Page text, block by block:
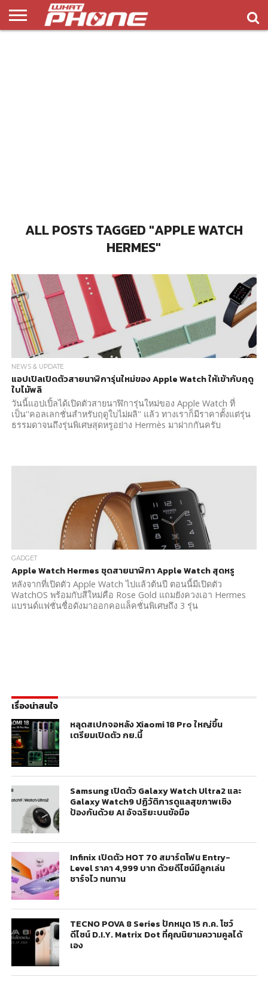
ALL POSTS TAGGED "APPLE WATCH
HERMES"
NEWS & UPDATE
แอปเปิลเปิดตัวสายนาฬิการุ่นใหม่ของ Apple Watch ให้เข้ากับฤดู
ใบไม้พลิ
วันนี้แอปเปิ้ลได้เปิดตัวสายนาฬิการุ่นใหม่ของ Apple Watch ที่
เป็น''คอลเลกชั่นสำหรับฤดูใบไม่ผลิ'' แล้ว ทางเราก็มีราคาตั้งแต่รุ่น
ธรรมดาจนถึงรุ่นพิเศษสุดหรูอย่าง Hermès มาฝากกันครับ
GADGET
Apple Watch Hermes ชุดสายนาฬิกา Apple Watch สุดหรู
หลังจากที่เปิดตัว Apple Watch ไปแล้วต้นปี ตอนนี้มีเปิดตัว
WatchOS พร้อมกับสีใหม่คือ Rose Gold แถมยังควงเอา Hermes
แบรนด์แฟชั่นชื่อดังมาออกคอแล็คชั่นพิเศษถึง 3 รุ่น
เรื่องน่าสนใจ
หลุดสเปกจอหลัง Xiaomi 18 Pro ใหญ่ขึ้น
เตรียมเปิดตัว กย.นี้
Samsung เปิดตัว Galaxy Watch Ultra2 และ
Galaxy Watch9 ปฏิวัติการดูแลสุขภาพเชิง
ป้องกันด้วย AI อัจฉริยะบนข้อมือ
Infinix เปิดตัว HOT 70 สมาร์ตโฟน Entry-
Level ราคา 4,999 บาท ด้วยดีไซน์มีลูกเล่น
ชาร์จไว ทนทาน
TECNO POVA 8 Series ปักหมุด 15 ก.ค. โชว์
ดีไซน์ D.I.Y. Matrix Dot ที่คุณนิยามความคูลได้
เอง